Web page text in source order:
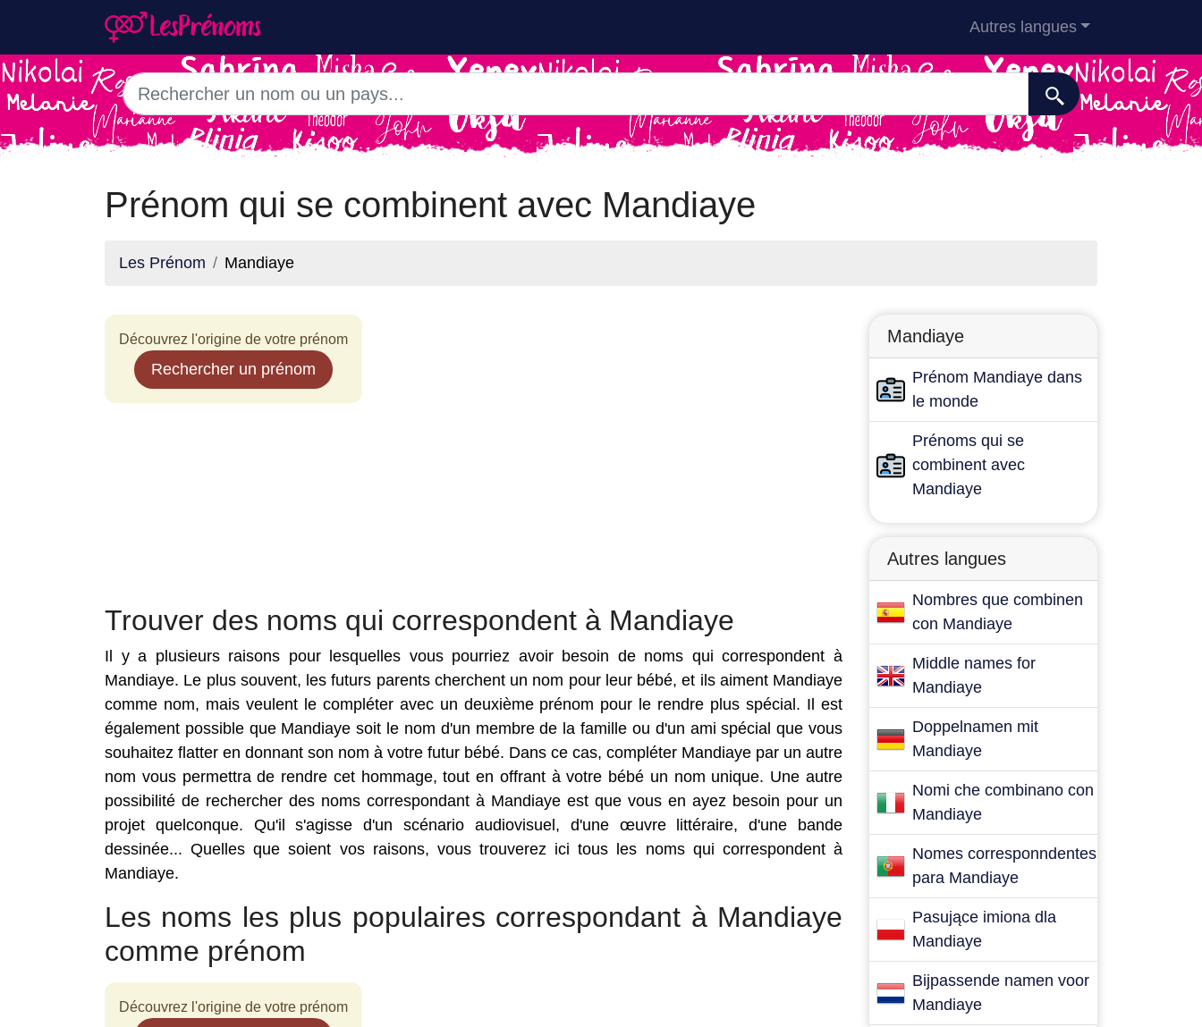
Autres langues
Prénom qui se combinent avec Mandiaye
Les Prénom Mandiaye
Découvrez l'origine de votre prénom
Rechercher un prénom
Trouver des noms qui correspondent à Mandiaye
Il y a plusieurs raisons pour lesquelles vous pourriez avoir besoin de noms qui correspondent à
Mandiaye. Le plus souvent, les futurs parents cherchent un nom pour leur bébé, et ils aiment Mandiaye
comme nom, mais veulent le compléter avec un deuxième prénom pour le rendre plus spécial. Il est
également possible que Mandiaye soit le nom d'un membre de la famille ou d'un ami spécial que vous
souhaitez flatter en donnant son nom à votre futur bébé. Dans ce cas, compléter Mandiaye par un autre
nom vous permettra de rendre cet hommage, tout en offrant à votre bébé un nom unique. Une autre
possibilité de rechercher des noms correspondant à Mandiaye est que vous en ayez besoin pour un
projet quelconque. Qu'il s'agisse d'un scénario audiovisuel, d'une œuvre littéraire, d'une bande
dessinée... Quelles que soient vos raisons, vous trouverez ici tous les noms qui correspondent à
Mandiaye.
Les noms les plus populaires correspondant à Mandiaye
comme prénom
Découvrez l'origine de votre prénom
Mandiaye
Prénom Mandiaye dans
le monde
Prénoms qui se
combinent avec
Mandiaye
Autres langues
Nombres que combinen
con Mandiaye
Middle names for
Mandiaye
Doppelnamen mit
Mandiaye
Nomi che combinano con
Mandiaye
Nomes corresponndentes
para Mandiaye
Pasujące imiona dla
Mandiaye
Bijpassende namen voor
Mandiaye